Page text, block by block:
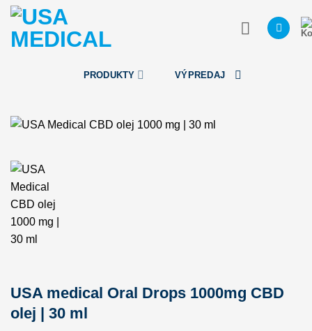
Skip
content
PRODUKTY VÝPREDAJ
USA medical Oral Drops 1000mg CBD
olej | 30 ml